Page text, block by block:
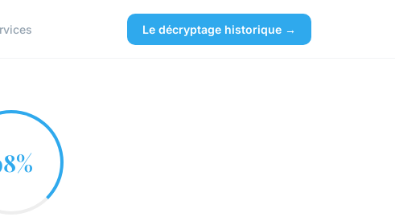
Le décryptage historique →